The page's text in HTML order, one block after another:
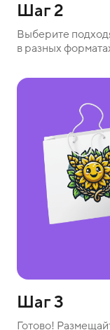
Шаг 2
Выберите
в разных
Шаг 3
Готово!